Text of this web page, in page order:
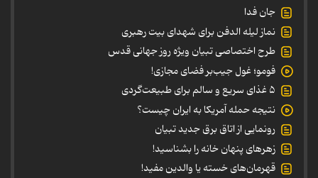
جان فدا
نماز لیله الدفن برای شهدای بیت رهبری
طرح اختصاصی تبیان ویژه روز جهانی قدس
فومو؛ غول جیب‌بر فضای مجازی!
۵ غذای سریع و سالم برای طبیعت‌گردی
نتیجه حمله آمریکا به ایران چیست؟
رونمایی از اتاق برق جدید تبیان
زهرهای پنهان خانه را بشناسید!
قهرمان‌های خسته یا والدین مفید!